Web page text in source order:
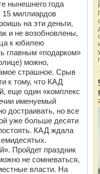
нынешнего года
миллиардов
на эти деньги,
и не возобновлены,
к юбилею
главным «подарком»
можно,
страшное. Срыв
к тому, что КАД
еще один «комплекс
именуемый
достраивать, но все
уже больше десяти
КАД ждала
Пройдет праздник
не сомневаться,
власти. На